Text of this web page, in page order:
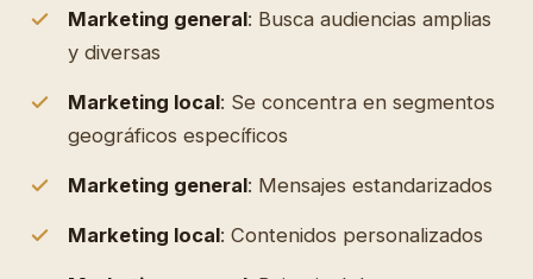
Marketing general: Busca audiencias amplias
y diversas
Marketing local: Se concentra en segmentos
geográficos específicos
Marketing general: Mensajes estandarizados
Marketing local: Contenidos personalizados